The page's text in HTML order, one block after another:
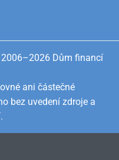
2006–2026 Dům financí
ani částečné
bez uvedení zdroje a